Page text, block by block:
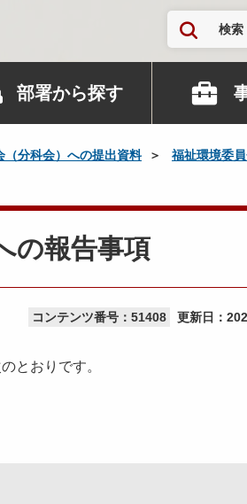
検索
部署から探す
（分科会）への提出資料
福祉環境委
の報告事項
コンテンツ番号：51408 更新日：
とおりです。